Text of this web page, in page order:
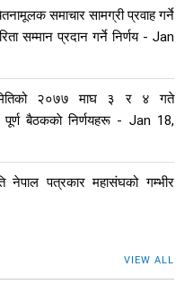
समाचार सामग्री प्रवाह गर्ने
सम्मान प्रदान गर्ने निर्णय - Jan
२०७७ माघ ३ र ४ गते
बैठककाे निर्णयहरू - Jan 18,
नेपाल पत्रकार महासंघको गम्भीर
VIEW ALL